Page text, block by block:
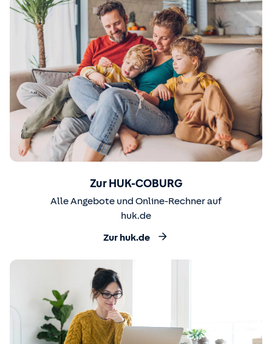
Zur HUK-COBURG
Alle Angebote und Online-Rechner auf
huk.de
Zur huk.de